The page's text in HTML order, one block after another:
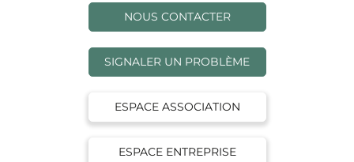
NOUS CONTACTER
SIGNALER UN PROBLÈME
ESPACE ASSOCIATION
ESPACE ENTREPRISE